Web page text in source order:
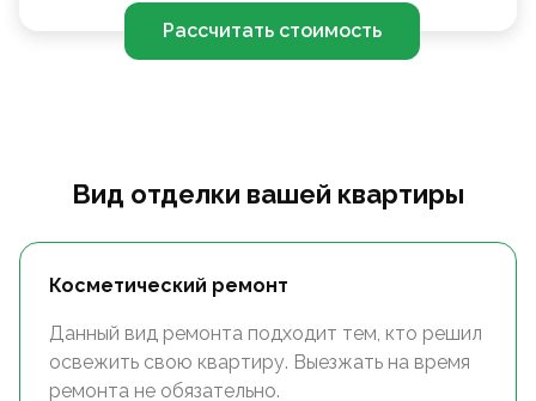
Рассчитать стоимость
Вид отделки вашей квартиры
Косметический ремонт
Данный вид ремонта подходит тем, кто решил
освежить свою квартиру. Выезжать на время
ремонта не обязательно.